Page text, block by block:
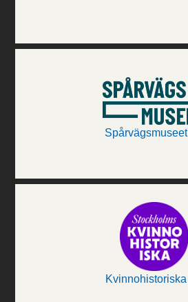
Spårvägsmuseet
Kvinnohistoriska